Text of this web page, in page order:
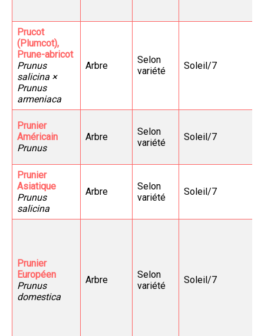
Prucot
(Plumcot),
Prune-abricot
Prunus
salicina ×
Prunus
armeniaca
Arbre
Selon
variété
Soleil/7
Prunier
Américain
Prunus
Arbre
Selon
variété
Soleil/7
Prunier
Asiatique
Prunus
salicina
Arbre
Selon
variété
Soleil/7
Prunier
Européen
Prunus
domestica
Arbre
Selon
variété
Soleil/7